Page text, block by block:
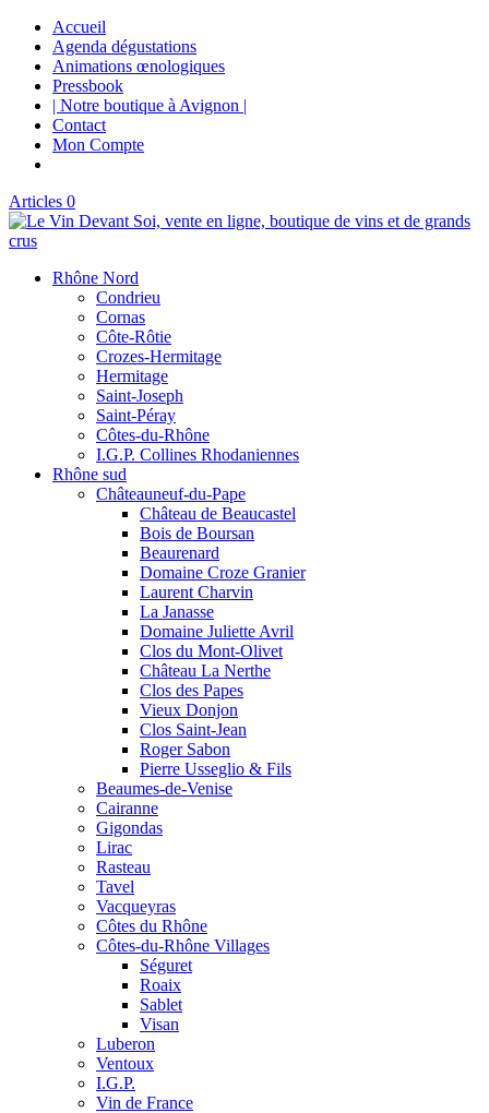
Accueil
Agenda dégustations
Animations œnologiques
Pressbook
| Notre boutique à Avignon |
Contact
Mon Compte
Articles 0
Rhône Nord
Condrieu
Cornas
Côte-Rôtie
Crozes-Hermitage
Hermitage
Saint-Joseph
Saint-Péray
Côtes-du-Rhône
I.G.P. Collines Rhodaniennes
Rhône sud
Châteauneuf-du-Pape
Château de Beaucastel
Bois de Boursan
Beaurenard
Domaine Croze Granier
Laurent Charvin
La Janasse
Domaine Juliette Avril
Clos du Mont-Olivet
Château La Nerthe
Clos des Papes
Vieux Donjon
Clos Saint-Jean
Roger Sabon
Pierre Usseglio & Fils
Beaumes-de-Venise
Cairanne
Gigondas
Lirac
Rasteau
Tavel
Vacqueyras
Côtes du Rhône
Côtes-du-Rhône Villages
Séguret
Roaix
Sablet
Visan
Luberon
Ventoux
I.G.P.
Vin de France